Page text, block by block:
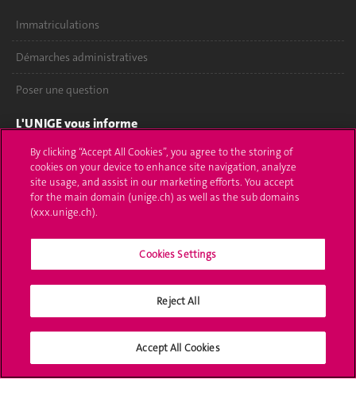
Immatriculations
Démarches administratives
Poser une question
L'UNIGE vous informe
UNIGE Mobile
Médias
Offres d'emploi
Calendrier académique
Médias sociaux UNIGE
By clicking “Accept All Cookies”, you agree to the storing of
cookies on your device to enhance site navigation, analyze
site usage, and assist in our marketing efforts. You accept
for the main domain (unige.ch) as well as the sub domains
(xxx.unige.ch).
Cookies Settings
Reject All
Accept All Cookies